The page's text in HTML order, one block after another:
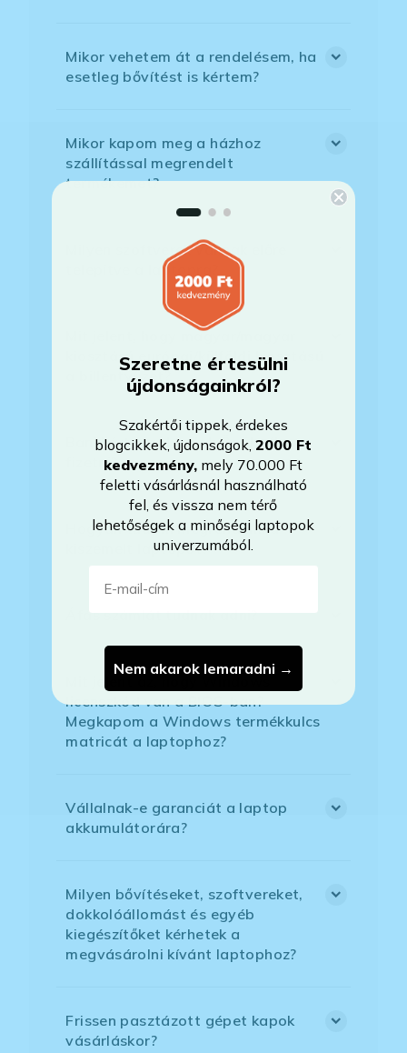
Mikor vehetem át a rendelésem, ha
esetleg bővítést is kértem?
Mikor kapom meg a házhoz
szállítással megrendelt
termékemet?
Milyen szoftverek vannak előre
telepítve a laptopra?
Mit jelent, hogy magyar/magyar
kiosztású európai/külföldi kiosztású
a billentyűzet?
Bankkártyával tudok Önöknél
fizetni?
Hogyan tudom megrendelni a
kiszemelt laptopot?
Áfás számlát tudnak adni?
licenszkód van a BIOS-ban?
Megkapom a Windows termékkulcs
matricát a laptophoz?
Vállalnak-e garanciát a laptop
akkumulátorára?
Milyen bővítéseket, szoftvereket,
dokkolóállomást és egyéb
kiegészítőket kérhetek a
megvásárolni kívánt laptophoz?
Frissen pasztázott gépet kapok
vásárláskor?
Szeretne értesülni
újdonságainkról?
Szakértői tippek, érdekes
blogcikkek, újdonságok,2000 Ft
kedvezmény, mely 70.000 Ft
feletti vásárlásnál használható
fel, és vissza nem térő
lehetőségek a minőségi laptopok
univerzumából.
Nem akarok lemaradni →